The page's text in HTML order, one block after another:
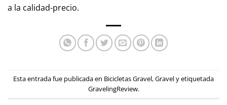
a la calidad-precio.
Esta entrada fue publicada en Bicicletas Gravel,Gravely etiquetada
GravelingReview.